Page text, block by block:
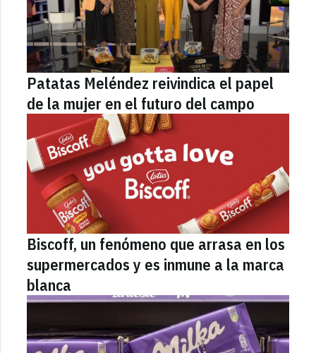
Patatas Meléndez reivindica el papel
de la mujer en el futuro del campo
Biscoff, un fenómeno que arrasa en los
supermercados y es inmune a la marca
blanca